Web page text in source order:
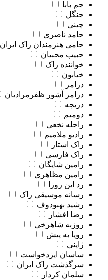
جم بابا
جنگل
چینی
حامد ناصری
حامی هنرمندان راک ایران
حبیب محبیان
خواننده راک
خیابون
درامر
درامز آشور ظفرمرادیان
دریچه
دومیم
راحله نخعی
رادیو ملامیم
راک استار
راک فارسی
رامین شایگان
رامین مظاهری
رد این روزا
رسانه موسیقی راک
رشید بهبودوف
رضا افشار
روزبه شاهرخی
رویا به پیش
ژاپنی
ساسان ایزدخواست
سرگذشت راک ایران
سلمان کردار